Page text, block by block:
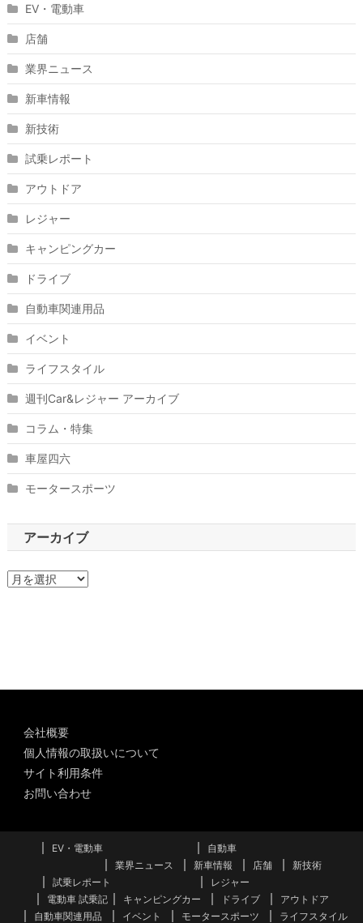
EV・電動車
店舗
業界ニュース
新車情報
新技術
試乗レポート
アウトドア
レジャー
キャンピングカー
ドライブ
自動車関連用品
イベント
ライフスタイル
週刊Car&レジャー アーカイブ
コラム・特集
車屋四六
モータースポーツ
アーカイブ
ア
会社概要
個人情報の取扱いについて
サイト利用条件
お問い合わせ
EV・電動車
自動車
業界ニュース
新車情報 店舗
新技術
試乗レポート
電動車 試乗記
レジャー
キャンピングカー
ドライブ
アウトドア
自動車関連用品
イベント モータースポーツ ライフスタイル